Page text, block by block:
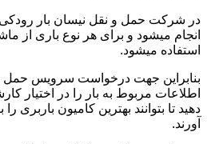
در شرکت حمل و نقل نیسان بار
انجام میشود و برای هر نوع باری از
استفاده میشود.
بنابراین جهت درخواست سرویس حمل
اطلاعات مربوط به بار را در اختیار
دهید تا بتوانند بهترین کامیون باربری
آورند.